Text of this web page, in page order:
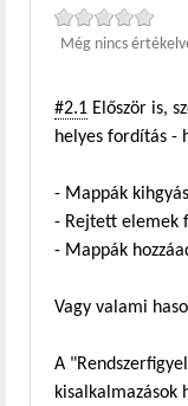
Még nincs
#2.1 Először is,
helyes fordítás -
- Mappák
- Rejtett elemek
- Mappák
Vagy valami
A
kisalkalmazások